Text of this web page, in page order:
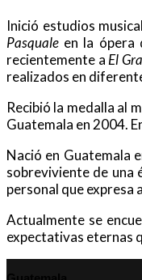
Inició estudios
Pasquale en la ópera
recientemente a El
realizados en
Recibió la medalla al
Guatemala en 2004.
Nació en Guatemala
sobreviviente de una
personal que expresa
Actualmente se
expectativas eternas